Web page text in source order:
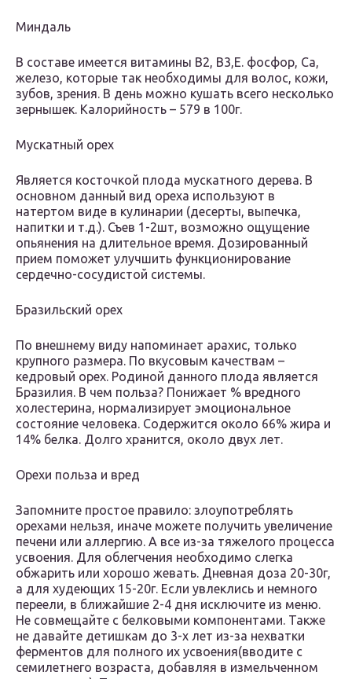
Миндаль
В составе имеется витамины В2, В3,Е. фосфор, Са,
железо, которые так необходимы для волос, кожи,
зубов, зрения. В день можно кушать всего несколько
зернышек. Калорийность – 579 в 100г.
Мускатный орех
Является косточкой плода мускатного дерева. В
основном данный вид ореха используют в
натертом виде в кулинарии (десерты, выпечка,
напитки и т.д.). Съев 1-2шт, возможно ощущение
опьянения на длительное время. Дозированный
прием поможет улучшить функционирование
сердечно-сосудистой системы.
Бразильский орех
По внешнему виду напоминает арахис, только
крупного размера. По вкусовым качествам –
кедровый орех. Родиной данного плода является
Бразилия. В чем польза? Понижает % вредного
холестерина, нормализирует эмоциональное
состояние человека. Содержится около 66% жира и
14% белка. Долго хранится, около двух лет.
Орехи польза и вред
Запомните простое правило: злоупотреблять
орехами нельзя, иначе можете получить увеличение
печени или аллергию. А все из-за тяжелого процесса
усвоения. Для облегчения необходимо слегка
обжарить или хорошо жевать. Дневная доза 20-30г,
а для худеющих 15-20г. Если увлеклись и немного
переели, в ближайшие 2-4 дня исключите из меню.
Не совмещайте с белковыми компонентами. Также
не давайте детишкам до 3-х лет из-за нехватки
ферментов для полного их усвоения(вводите с
семилетнего возраста, добавляя в измельченном